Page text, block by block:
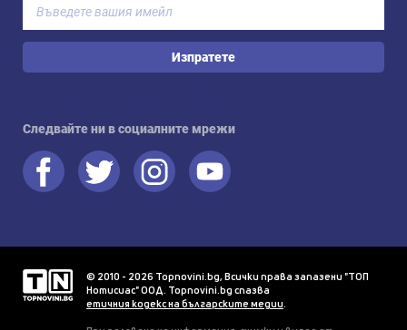
Изпратете
Следвайте ни в социалните мрежи
© 2010 - 2026 Topnovini.bg, Всички права запазени "ТОП
Нотисиас" ООД. Topnovini.bg спазва
етичния кодекс на българските медии